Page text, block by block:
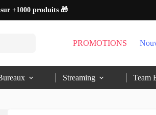
+1000 produits 🎁
& Esports
PROMOTIONS
Streaming Team